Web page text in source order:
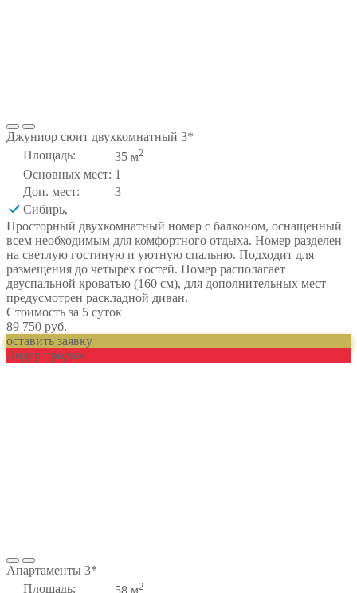
Джуниор сюит двухкомнатный 3*
Площадь:
35 м2
Основных мест: 1
Доп. мест:
3
Сибирь,
Просторный двухкомнатный номер с балконом, оснащенный
всем необходимым для комфортного отдыха. Номер разделен
на светлую гостиную и уютную спальню. Подходит для
размещения до четырех гостей. Номер располагает
двуспальной кроватью (160 см), для дополнительных мест
предусмотрен раскладной диван.
Стоимость за 5 суток
89 750 руб.
оставить заявку
Лидер продаж
Апартаменты 3*
Площадь:
2